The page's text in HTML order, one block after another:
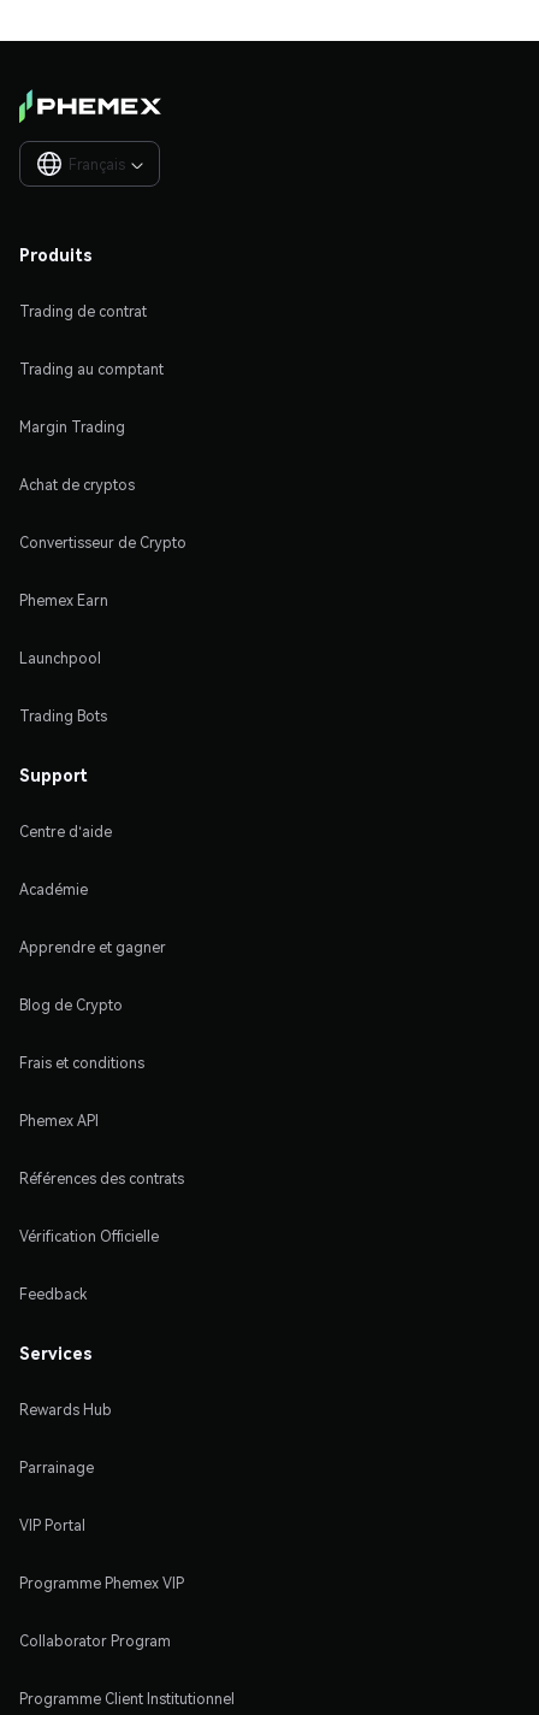
Français 
Produits
Trading de contrat
Trading au comptant
Margin Trading
Achat de cryptos
Convertisseur de Crypto
Phemex Earn
Launchpool
Trading Bots
Support
Centre d'aide
Académie
Apprendre et gagner
Blog de Crypto
Frais et conditions
Phemex API
Références des contrats
Vérification Officielle
Feedback
Services
Rewards Hub
Parrainage
VIP Portal
Programme Phemex VIP
Collaborator Program
Programme Client Institutionnel